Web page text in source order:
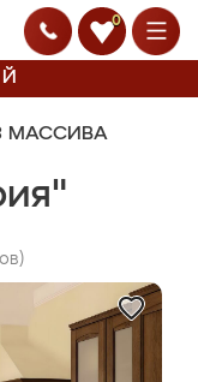
0
МАССИВА